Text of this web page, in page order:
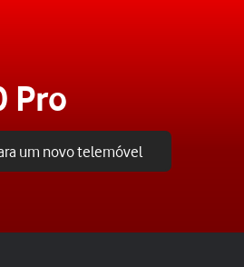
Pro
um novo telemóvel